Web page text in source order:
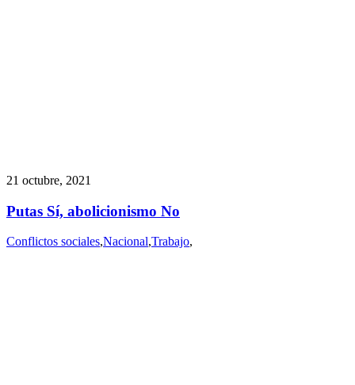
21 octubre, 2021
Putas Sí, abolicionismo No
Conflictos sociales,Nacional,Trabajo,